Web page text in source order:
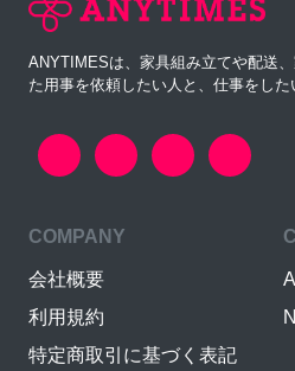
ANYTIMESは、家具組み立てや配送
た用事を依頼したい人と、仕事をした
COMPANY
会社概要
利用規約
特定商取引に基づく表記